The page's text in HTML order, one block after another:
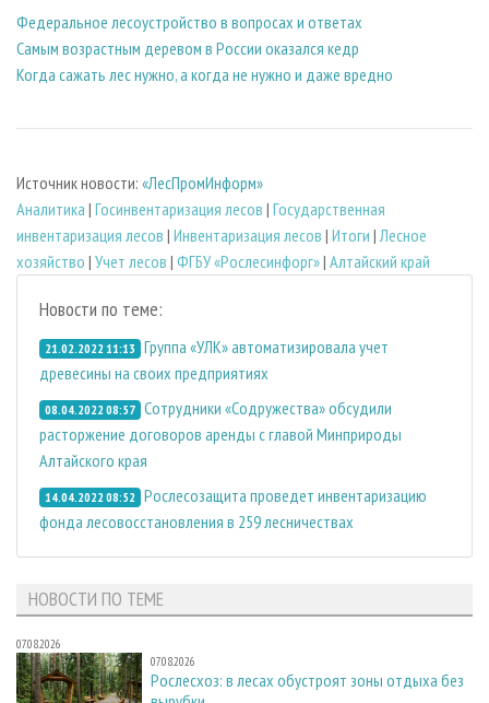
Федеральное лесоустройство в вопросах и ответах
Самым возрастным деревом в России оказался кедр
Когда сажать лес нужно, а когда не нужно и даже вредно
Источник новости: «ЛесПромИнформ»
Аналитика | Госинвентаризация лесов | Государственная
инвентаризация лесов | Инвентаризация лесов | Итоги | Лесное
хозяйство | Учет лесов | ФГБУ «Рослесинфорг»| Алтайский край
Новости по теме:
21.02.2022 11:13 Группа «УЛК» автоматизировала учет
древесины на своих предприятиях
08.04.2022 08:57 Сотрудники «Содружества» обсудили
расторжение договоров аренды с главой Минприроды
Алтайского края
14.04.2022 08:52 Рослесозащита проведет инвентаризацию
фонда лесовосстановления в 259 лесничествах
НОВОСТИ ПО ТЕМЕ
07.08.2026
07.08.2026
Рослесхоз: в лесах обустроят зоны отдыха без